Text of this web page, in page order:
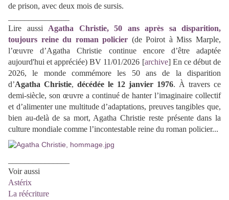
de prison, avec deux mois de sursis.
Lire aussi Agatha Christie, 50 ans après sa disparition,
toujours reine du roman policier (de Poirot à Miss Marple,
l’œuvre d’Agatha Christie continue encore d’être adaptée
aujourd'hui et appréciée) BV 11/01/2026 [archive] En ce début de
2026, le monde commémore les 50 ans de la disparition
d’Agatha Christie, décédée le 12 janvier 1976. À travers ce
demi-siècle, son œuvre a continué de hanter l’imaginaire collectif
et d’alimenter une multitude d’adaptations, preuves tangibles que,
bien au-delà de sa mort, Agatha Christie reste présente dans la
culture mondiale comme l’incontestable reine du roman policier...
Voir aussi
Astérix
La réécriture